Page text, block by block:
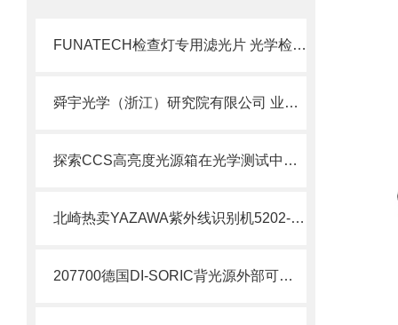
FUNATECH检查灯专用滤光片 光学检测配套优化方案
舜宇光学（浙江）研究院有限公司 业务简介
探索CCS高亮度光源箱在光学测试中的重要性
北崎热卖YAZAWA紫外线识别机5202-100
207700德国DI-SORIC背光源外部可闪光